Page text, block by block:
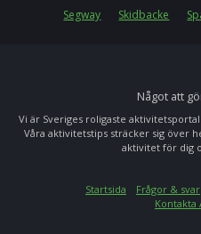
Segway Skidbacke
Något att
Vi är Sveriges roligaste
Våra aktivitetstips sträcker sig över
aktivitet för dig
Startsida Frågor & svar
Kontakta